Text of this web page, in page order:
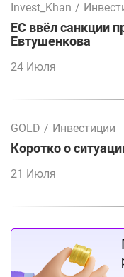
Invest_Khan /
ЕС ввёл санкции
Евтушенкова
24 Июля
GOLD / Инвестиции
Коротко о
21 Июля